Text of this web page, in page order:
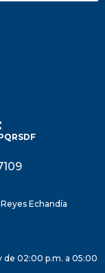
Echandía
de 02:00 p.m. a 05:00